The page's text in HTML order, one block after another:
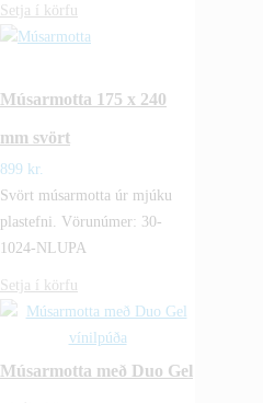
Setja í körfu
Músarmotta 175 x 240
mm svört
899 kr.
Svört músarmotta úr mjúku
plastefni. Vörunúmer: 30-
1024-NLUPA
Setja í körfu
Músarmotta með Duo Gel